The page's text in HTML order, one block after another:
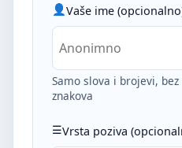
Vaše ime
Samo slova i brojevi,
znakova
Vrsta poziva